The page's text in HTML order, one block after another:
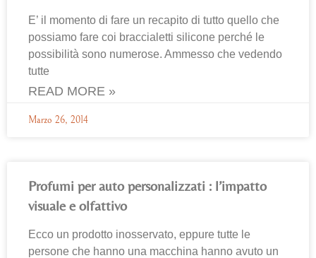
E’ il momento di fare un recapito di tutto quello che
possiamo fare coi braccialetti silicone perché le
possibilità sono numerose. Ammesso che vedendo
tutte
READ MORE »
Marzo 26, 2014
Profumi per auto personalizzati : l’impatto
visuale e olfattivo
Ecco un prodotto inosservato, eppure tutte le
persone che hanno una macchina hanno avuto un